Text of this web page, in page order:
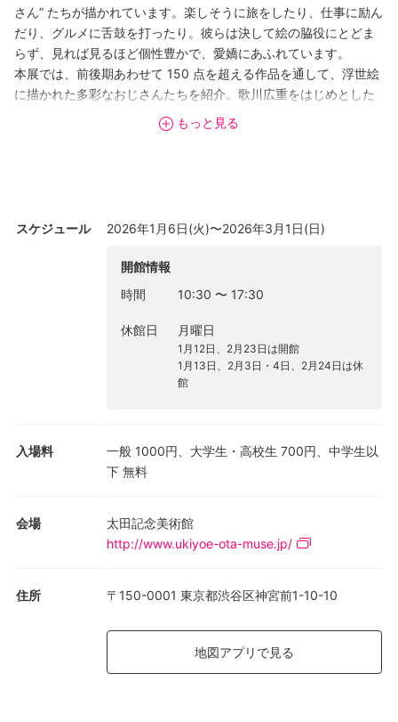
さん” たちが描かれています。楽しそうに旅をしたり、仕事に励ん
だり、グルメに舌鼓を打ったり。彼らは決して絵の脇役にとどま
らず、見れば見るほど個性豊かで、愛嬌にあふれています。
本展では、前後期あわせて 150 点を超える作品を通して、浮世絵
に描かれた多彩なおじさんたちを紹介。歌川広重をはじめとした
作風も時代も異なる絵師たちの作品が一堂に会する、まさに〈お
じさんフェスティバル〉です。おじさんを通して浮世絵の細部を
す。
前期 1月6日（火）～2月1日（日）
後期 2月5日（木）～3月1日（日）
もっと見る
スケジュール 2026年1月6日(火)〜2026年3月1日(日)
開館情報
時間
10:30 〜 17:30
休館日 月曜日
1月12日、2月23日は開館
1月13日、2月3日・4日、2月24日は休
館
入場料
一般 1000円、大学生・高校生 700円、中学生以
下 無料
会場
太田記念美術館
http://www.ukiyoe-ota-muse.jp/
住所 〒150-0001 東京都渋谷区神宮前1-10-10
地図アプリで見る